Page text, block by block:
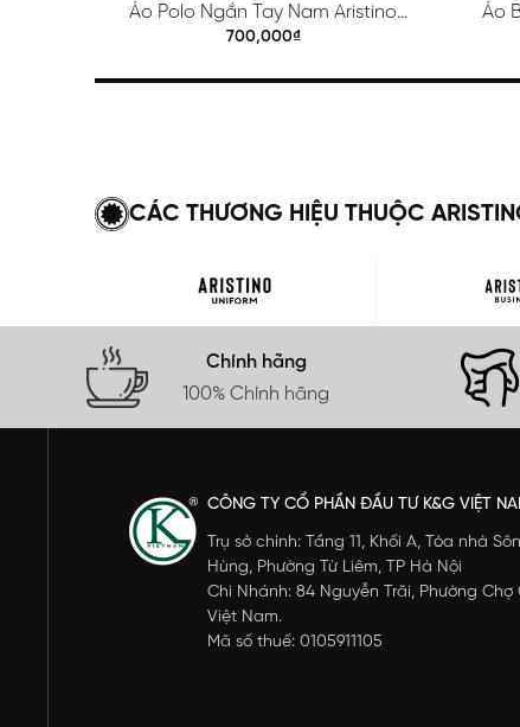
Áo Polo Ngắn Tay Nam Aristino
Regular APS615EDP01
700,000₫
Áo
CÁC THƯƠNG HIỆU THUỘC
Chính hãng
100% Chính hãng
CÔNG TY CỔ PHẦN ĐẦU TƯ K&G VIỆT
Trụ sở chính: Tầng 11, Khối A, Tòa nhà
Hùng, Phường Từ Liêm, TP Hà Nội
Chi Nhánh: 84 Nguyễn Trãi, Phường Chợ
Việt Nam.
Mã số thuế: 0105911105